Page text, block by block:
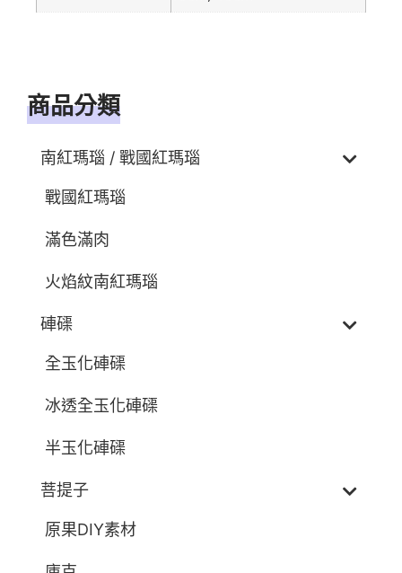
商品分類
南紅瑪瑙 / 戰國紅瑪瑙
戰國紅瑪瑙
滿色滿肉
火焰紋南紅瑪瑙
硨磲
全玉化硨磲
冰透全玉化硨磲
半玉化硨磲
菩提子
原果DIY素材